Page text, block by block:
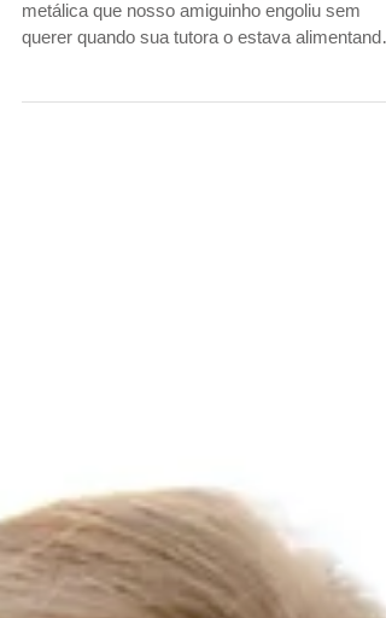
Endoscopia realizada para retirar um sonda
metálica que nosso amiguinho engoliu sem
A...